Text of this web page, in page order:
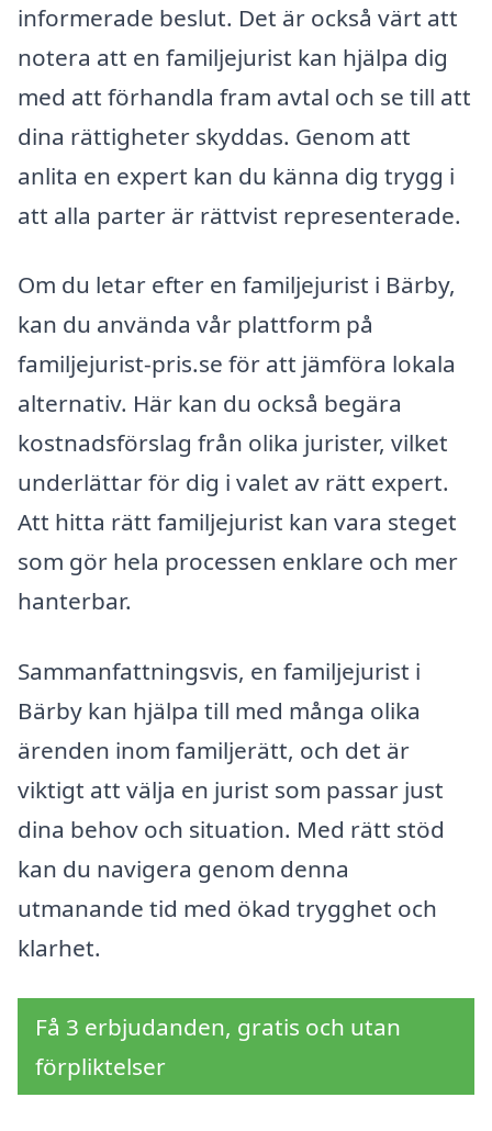
informerade beslut. Det är också värt att
notera att en familjejurist kan hjälpa dig
med att förhandla fram avtal och se till att
dina rättigheter skyddas. Genom att
anlita en expert kan du känna dig trygg i
att alla parter är rättvist representerade.
Om du letar efter en familjejurist i Bärby,
kan du använda vår plattform på
familjejurist-pris.se för att jämföra lokala
alternativ. Här kan du också begära
kostnadsförslag från olika jurister, vilket
underlättar för dig i valet av rätt expert.
Att hitta rätt familjejurist kan vara steget
som gör hela processen enklare och mer
hanterbar.
Sammanfattningsvis, en familjejurist i
Bärby kan hjälpa till med många olika
ärenden inom familjerätt, och det är
viktigt att välja en jurist som passar just
dina behov och situation. Med rätt stöd
kan du navigera genom denna
utmanande tid med ökad trygghet och
klarhet.
Få 3 erbjudanden, gratis och utan
förpliktelser